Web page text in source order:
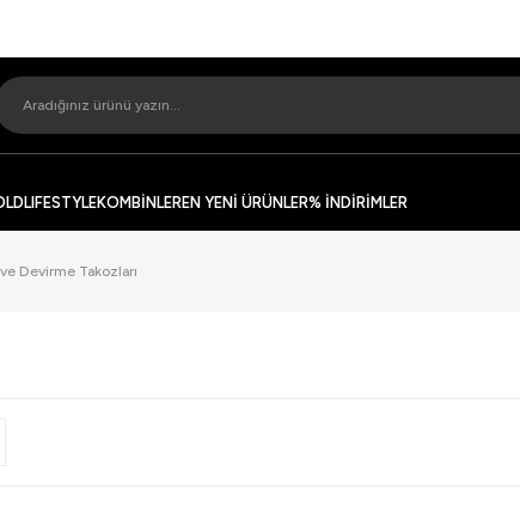
LIFESTYLEKOMBİNLEREN YENİ ÜRÜNLER% İNDİRİMLER
Devirme Takozları